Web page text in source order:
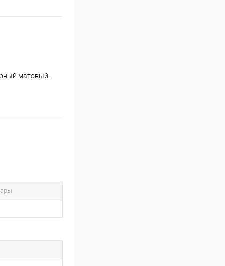
матовый.